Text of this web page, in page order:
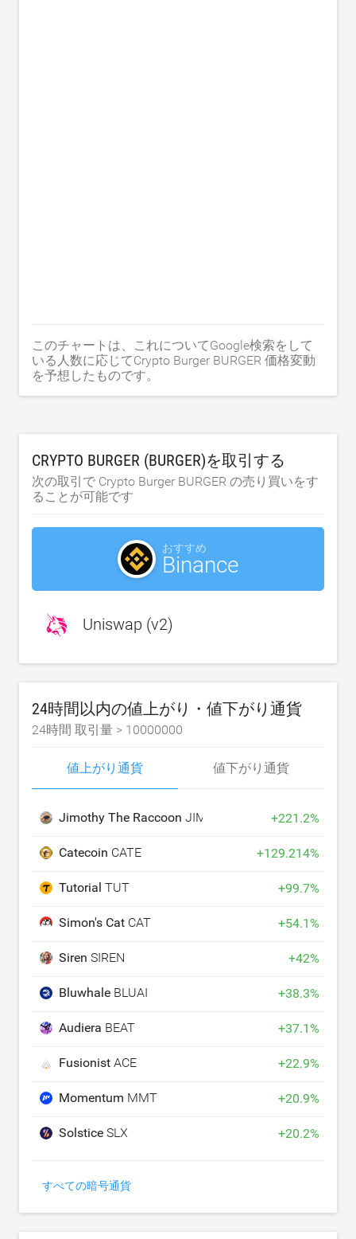
このチャートは、これについてGoogle検索をして
いる人数に応じてCrypto Burger BURGER 価格変動
を予想したものです。
CRYPTO BURGER (BURGER)を取引する
次の取引で Crypto Burger BURGER の売り買いをす
ることが可能です
おすすめ
Binance
Uniswap (v2)
24時間以内の値上がり・値下がり通貨
24時間 取引量 > 10000000
値上がり通貨 値下がり通貨
Jimothy The Raccoon JIMOTHY +221.2%
Catecoin CATE +129.214%
Tutorial TUT +99.7%
Simon's Cat CAT +54.1%
Siren SIREN +42%
Bluwhale BLUAI +38.3%
Audiera BEAT +37.1%
Fusionist ACE +22.9%
Momentum MMT +20.9%
Solstice SLX +20.2%
すべての暗号通貨